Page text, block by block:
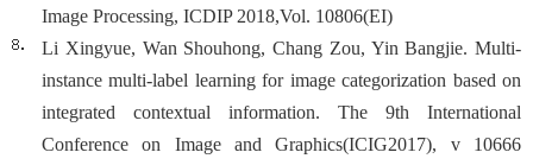
Image Processing, ICDIP 2018,Vol. 10806(EI)
Li Xingyue, Wan Shouhong, Chang Zou, Yin Bangjie. Multi-
instance multi-label learning for image categorization based on
integrated contextual information. The 9th International
Conference on Image and Graphics(ICIG2017), v 10666